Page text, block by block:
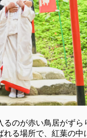
のが赤い鳥居がずら
る場所で、紅葉の中